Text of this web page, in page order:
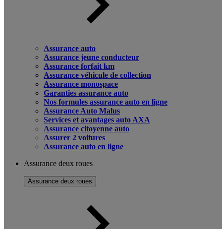
Assurance auto
Assurance jeune conducteur
Assurance forfait km
Assurance véhicule de collection
Assurance monospace
Garanties assurance auto
Nos formules assurance auto en ligne
Assurance Auto Malus
Services et avantages auto AXA
Assurance citoyenne auto
Assurer 2 voitures
Assurance auto en ligne
Assurance deux roues
Assurance deux roues